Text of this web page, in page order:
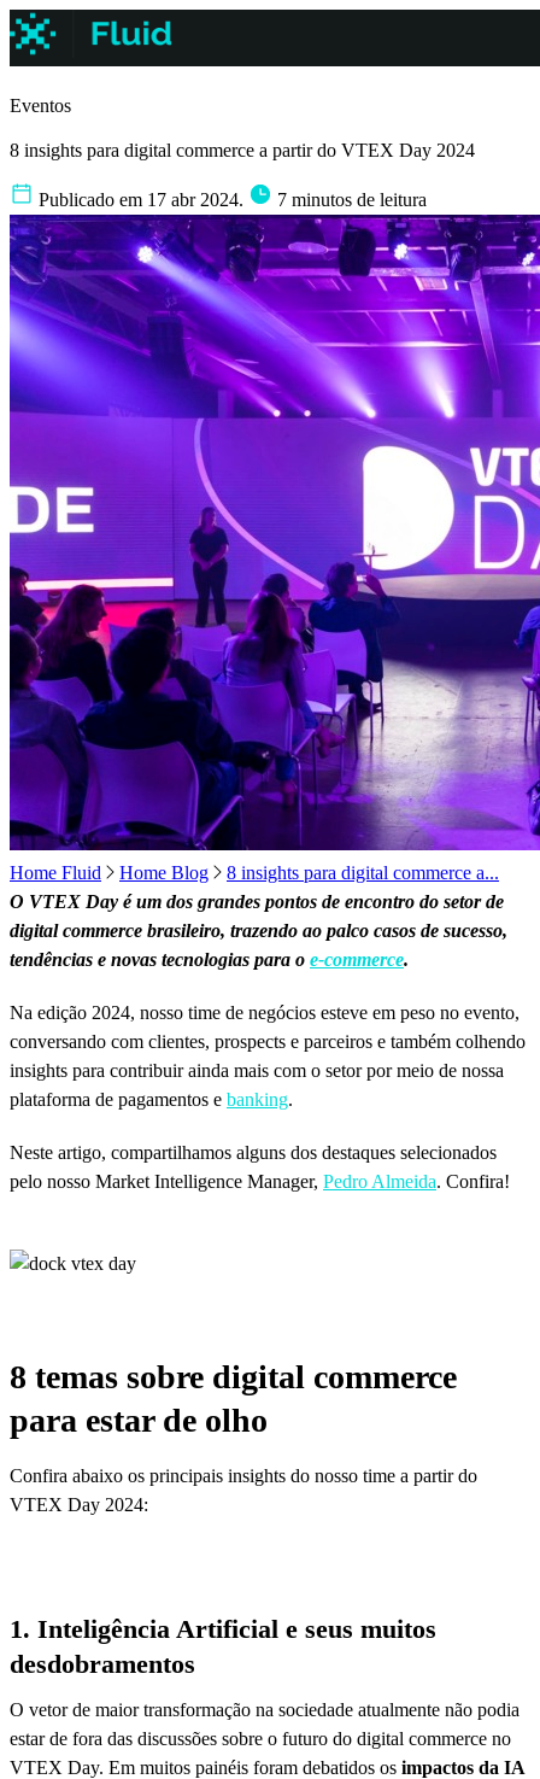
Eventos
8 insights para digital commerce a partir do VTEX Day 2024
Publicado em 17 abr 2024. 7 minutos de leitura
Home Fluid Home Blog
8 insights para digital commerce a...
O VTEX Day é um dos grandes pontos de encontro do setor de
digital commerce brasileiro, trazendo ao palco casos de sucesso,
tendências e novas tecnologias para o e-commerce.
Na edição 2024, nosso time de negócios esteve em peso no evento,
conversando com clientes, prospects e parceiros e também colhendo
insights para contribuir ainda mais com o setor por meio de nossa
plataforma de pagamentos e banking.
Neste artigo, compartilhamos alguns dos destaques selecionados
pelo nosso Market Intelligence Manager, Pedro Almeida. Confira!
8 temas sobre digital commerce
para estar de olho
Confira abaixo os principais insights do nosso time a partir do
VTEX Day 2024:
1. Inteligência Artificial e seus muitos
desdobramentos
O vetor de maior transformação na sociedade atualmente não podia
estar de fora das discussões sobre o futuro do digital commerce no
VTEX Day. Em muitos painéis foram debatidos os impactos da IA